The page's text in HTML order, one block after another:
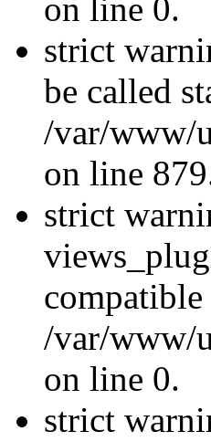
on line 0.
strict
be called
/var/www/
on line
strict
/var/www/
on line 0.
strict